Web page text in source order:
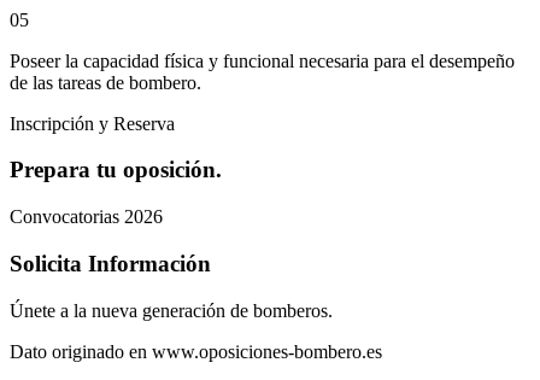
05
Poseer la capacidad física y funcional necesaria para el desempeño
de las tareas de bombero.
Inscripción y Reserva
Prepara tu oposición.
Convocatorias 2026
Solicita Información
Únete a la nueva generación de bomberos.
Dato originado en www.oposiciones-bombero.es